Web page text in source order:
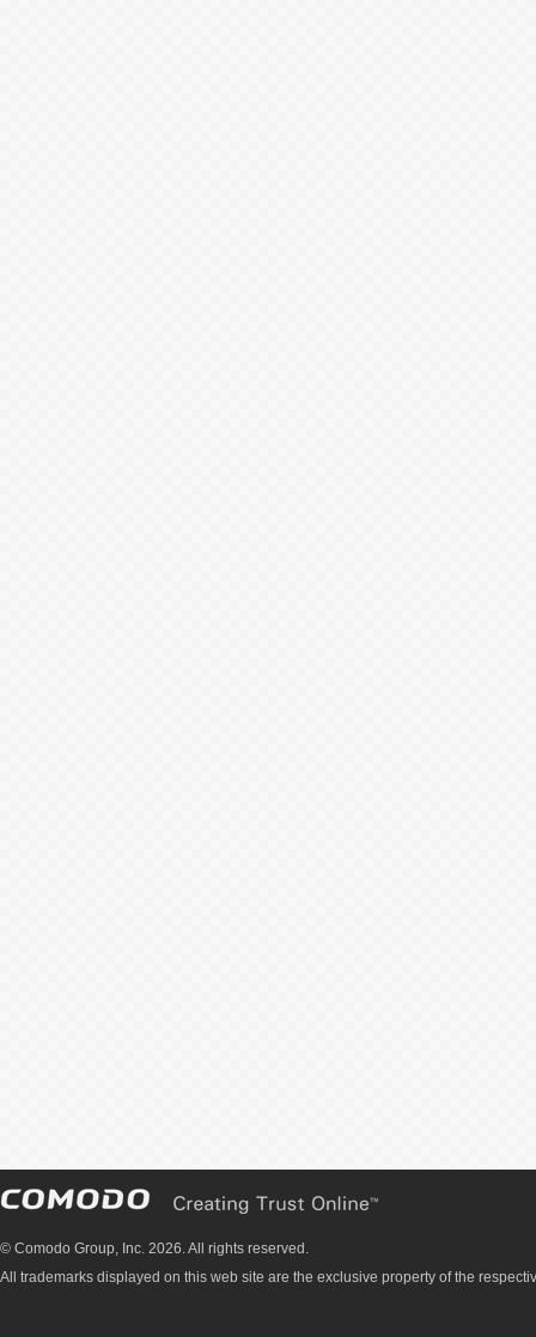
© Comodo Group, Inc. 2026. All rights reserved.
All trademarks displayed on this web site are the exclusive property of the